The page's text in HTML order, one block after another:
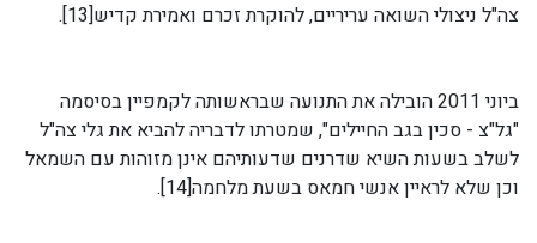
צה"ל ניצולי השואה עריריים, להוקרת זכרם ואמירת קדיש[13].
ביוני 2011 הובילה את התנועה שבראשותה לקמפיין בסיסמה
"גל"צ - סכין בגב החיילים", שמטרתו לדבריה להביא את גלי צה"ל
לשלב בשעות השיא שדרנים שדעותיהם אינן מזוהות עם השמאל
וכן שלא לראיין אנשי חמאס בשעת מלחמה[14].